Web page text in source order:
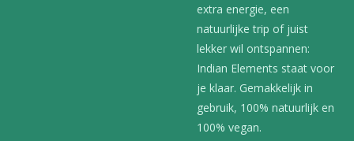
extra energie, een
natuurlijke trip of juist
lekker wil ontspannen:
Indian Elements staat voor
je klaar. Gemakkelijk in
gebruik, 100% natuurlijk en
100% vegan.